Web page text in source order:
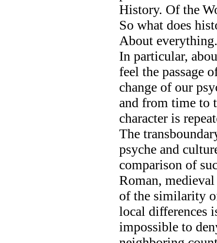
History. Of the
So what does
About
In particular,
feel the passage
change of our
and from time to
character is
The
psyche and
comparison of
Roman,
of the similarity
local differences
impossible to